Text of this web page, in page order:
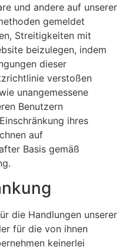
und andere auf unserer
gemeldet
Streitigkeiten mit
beizulegen, indem
dieser
verstoßen
unangemessene
Benutzern
ihres
auf
Basis gemäß
die Handlungen unserer
für die von ihnen
keinerlei